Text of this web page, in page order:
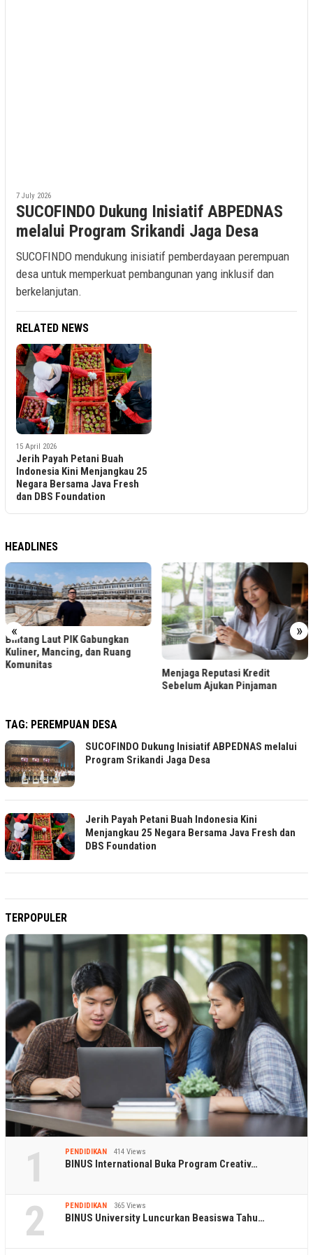
7 July 2026
SUCOFINDO Dukung Inisiatif ABPEDNAS
melalui Program Srikandi Jaga Desa
SUCOFINDO mendukung inisiatif pemberdayaan perempuan
desa untuk memperkuat pembangunan yang inklusif dan
berkelanjutan.
RELATED NEWS
15 April 2026
Jerih Payah Petani Buah
Indonesia Kini Menjangkau 25
Negara Bersama Java Fresh
dan DBS Foundation
HEADLINES
« »
Bintang Laut PIK Gabungkan
Kuliner, Mancing, dan Ruang
Komunitas
Menjaga Reputasi Kredit
Sebelum Ajukan Pinjaman
TAG: PEREMPUAN DESA
SUCOFINDO Dukung Inisiatif ABPEDNAS melalui
Program Srikandi Jaga Desa
Jerih Payah Petani Buah Indonesia Kini
Menjangkau 25 Negara Bersama Java Fresh dan
DBS Foundation
TERPOPULER
1 PENDIDIKAN 414 Views
BINUS International Buka Program Creativ…
2 PENDIDIKAN 365 Views
BINUS University Luncurkan Beasiswa Tahu…